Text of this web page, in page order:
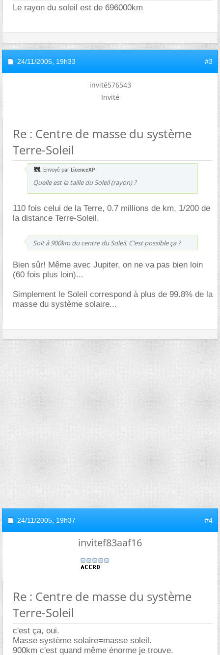
Le rayon du soleil est de 696000km
24/11/2005, 19h33 #3
invité576543
Invité
Re : Centre de masse du système
Terre-Soleil
Envoyé par LicenceXP
Quelle est la taille du Soleil (rayon) ?
110 fois celui de la Terre, 0.7 millions de km, 1/200 de
la distance Terre-Soleil.
Soit à 900km du centre du Soleil. C'est possible ça ?
Bien sûr! Même avec Jupiter, on ne va pas bien loin
(60 fois plus loin)...
Simplement le Soleil correspond à plus de 99.8% de la
masse du système solaire...
24/11/2005, 19h37 #4
invitef83aaf16
Re : Centre de masse du système
Terre-Soleil
c'est ça, oui.
Masse système solaire=masse soleil.
900km c'est quand même énorme je trouve.